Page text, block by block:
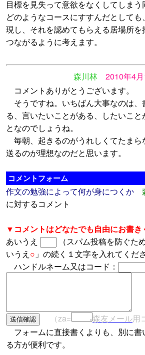
目標を見失って意欲をなくしてしまう
どのようなコースにすすんだとして
現し、それを認めてもらえる居場所
つながるように考えます。
森川林 2010年4
コメントありがとうございます。
そうですね。いちばん大事なのは、
る、言いたいことがある、したいこと
となのでしょうね。
毎朝、起きるのがうれしくてたまら
送るのが理想なのだと思います。
コメントフォーム
作文の勉強によって何が身につくか
に対するコメント
▼コメントはどなたでも自由にお書き
あいうえ
（スパム投稿を防ぐた
いうえ ○ 」の続く１文字を入れてくだ
ハンドルネーム又はコード：
（za= 森友メール用
フォームに直接書くよりも、別に書
る方が便利です。